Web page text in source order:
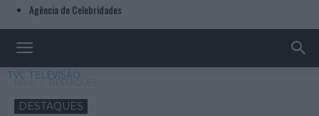
Agência de Celebridades
TVC TELEVISÃO
Início DESTAQUES
DESTAQUES